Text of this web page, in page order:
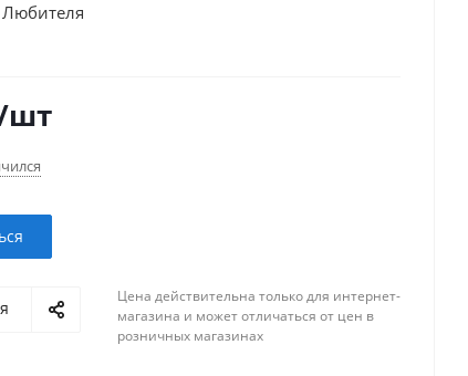
шт
Цена действительна только для интернет-
магазина и может отличаться от цен в
розничных магазинах